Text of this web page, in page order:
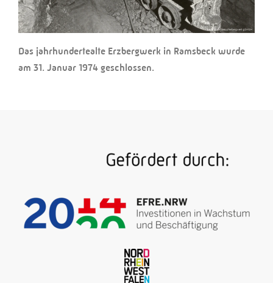
Das jahrhundertealte Erzbergwerk in Ramsbeck wurde
am 31. Januar 1974 geschlossen.